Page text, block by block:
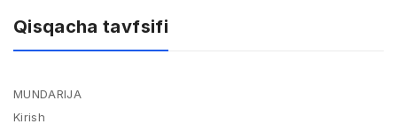
Qisqacha tavfsifi
MUNDARIJA
Kirish